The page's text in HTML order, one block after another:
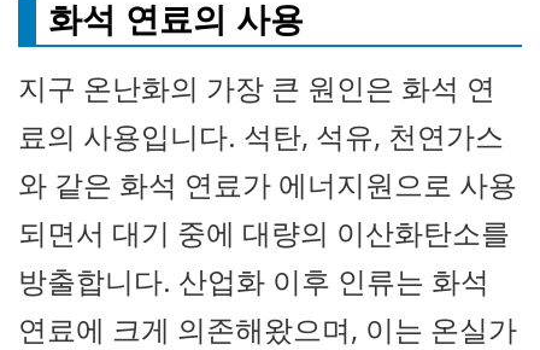
화석 연료의 사용
지구 온난화의 가장 큰 원인은 화석 연
료의 사용입니다. 석탄, 석유, 천연가스
와 같은 화석 연료가 에너지원으로 사용
되면서 대기 중에 대량의 이산화탄소를
방출합니다. 산업화 이후 인류는 화석
연료에 크게 의존해왔으며, 이는 온실가